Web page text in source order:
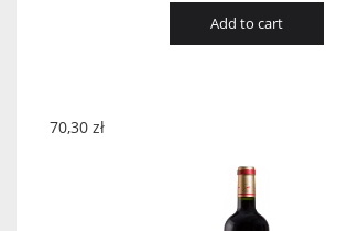
Add to cart
70,30 zł